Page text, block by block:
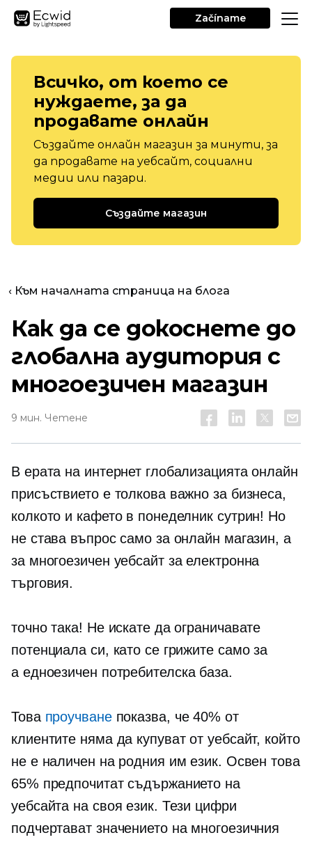
Začíname
Всичко, от което се
нуждаете, за да
продавате онлайн
Създайте онлайн магазин за минути, за
да продавате на уебсайт, социални
медии или пазари.
Създайте магазин
‹ Към началната страница на блога
Как да се докоснете до
глобална аудитория с
многоезичен магазин
9 мин. Четене
В ерата на интернет глобализацията онлайн
присъствието е толкова важно за бизнеса,
колкото и кафето в понеделник сутрин! Но
не става въпрос само за онлайн магазин, а
за многоезичен уебсайт за електронна
търговия.
точно така! Не искате да ограничавате
потенциала си, като се грижите само за
a едноезичен потребителска база.
Това проучванепоказва, че 40% от
клиентите няма да купуват от уебсайт, който
не е наличен на родния им език. Освен това
65% предпочитат съдържанието на
уебсайта на своя език. Тези цифри
подчертават значението на многоезичния